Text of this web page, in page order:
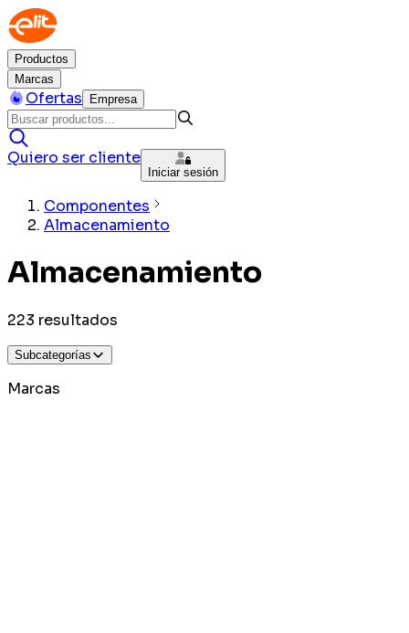
Productos
Marcas
Ofertas Empresa
Quiero ser cliente
Iniciar sesión
Componentes
Almacenamiento
Almacenamiento
223 resultados
Subcategorías
Marcas